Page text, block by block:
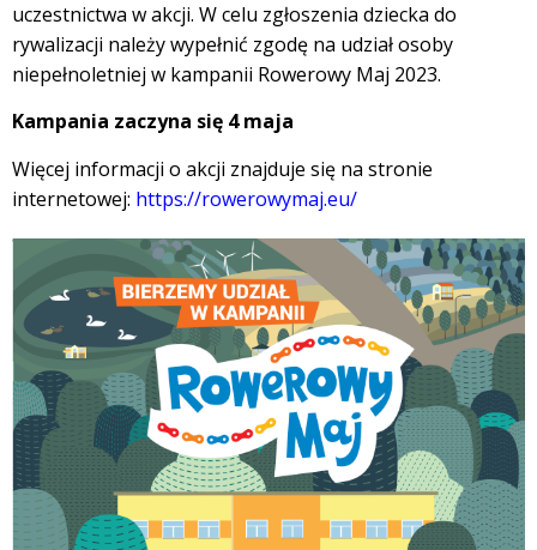
uczestnictwa w akcji. W celu zgłoszenia dziecka do
rywalizacji należy wypełnić zgodę na udział osoby
niepełnoletniej w kampanii Rowerowy Maj 2023.
Kampania zaczyna się 4 maja
Więcej informacji o akcji znajduje się na stronie
internetowej: https://rowerowymaj.eu/